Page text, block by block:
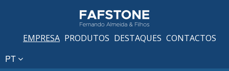
EMPRESA PRODUTOS DESTAQUES CONTACTOS
PT